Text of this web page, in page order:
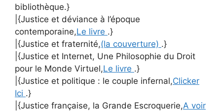
bibliothèque.}
|{Justice et déviance à l’époque
contemporaine,Le livre .}
|{Justice et fraternité,(la couverture) .}
|{Justice et Internet, Une Philosophie du Droit
pour le Monde Virtuel,Le livre .}
|{Justice et politique : le couple infernal,Clicker
Ici .}
|{Justice française, la Grande Escroquerie,A voir